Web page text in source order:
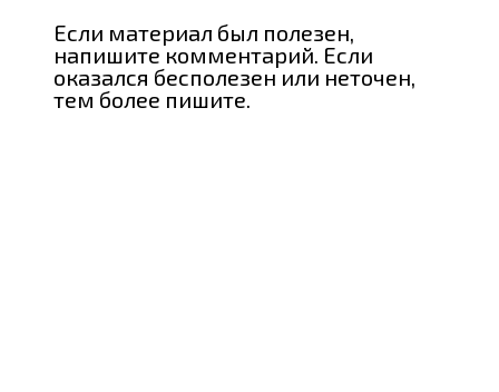
Если материал был полезен,
напишите комментарий. Если
оказался бесполезен или неточен,
тем более пишите.